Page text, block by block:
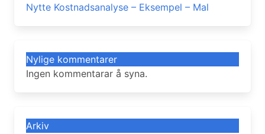
Nytte Kostnadsanalyse – Eksempel – Mal
Nylige kommentarer
Ingen kommentarar å syna.
Arkiv